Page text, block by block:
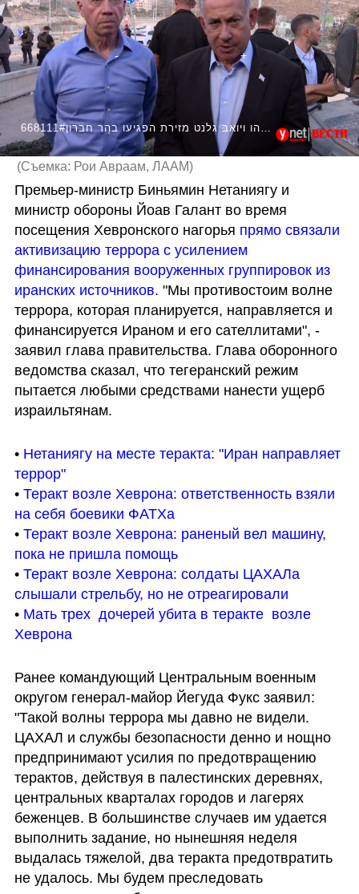
(Съемка: Рои Авраам, ЛААМ)
Премьер-министр Биньямин Нетаниягу и
министр обороны Йоав Галант во время
посещения Хевронского нагорья прямо связали
активизацию террора с усилением
финансирования вооруженных группировок из
иранских источников. "Мы противостоим волне
террора, которая планируется, направляется и
финансируется Ираном и его сателлитами", -
заявил глава правительства. Глава оборонного
ведомства сказал, что тегеранский режим
пытается любыми средствами нанести ущерб
израильтянам.
• Нетаниягу на месте теракта: "Иран направляет
террор"
• Теракт возле Хеврона: ответственность взяли
на себя боевики ФАТХа
• Теракт возле Хеврона: раненый вел машину,
пока не пришла помощь
• Теракт возле Хеврона: солдаты ЦАХАЛа
слышали стрельбу, но не отреагировали
• Мать трех  дочерей убита в теракте  возле
Хеврона
Ранее командующий Центральным военным
округом генерал-майор Йегуда Фукс заявил:
"Такой волны террора мы давно не видели.
ЦАХАЛ и службы безопасности денно и нощно
предпринимают усилия по предотвращению
терактов, действуя в палестинских деревнях,
центральных кварталах городов и лагерях
беженцев. В большинстве случаев им удается
выполнить задание, но нынешняя неделя
выдалась тяжелой, два теракта предотвратить
не удалось. Мы будем преследовать